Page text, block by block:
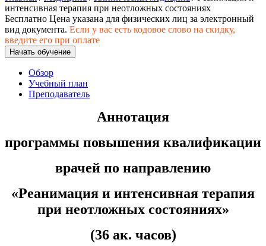
Техника-технологии
Прикладная геология, горное дело,
нефтегазовое дело и геодезия
Техника и технологии наземного
транспорта
Сервис и туризм
интенсивная терапия при неотложных состояниях
Бесплатно Цена указана для физических лиц за электронный
вид документа. Если у вас есть кодовое слово на скидку,
введите его при оплате
Начать обучение
Обзор
Учебный план
Преподаватель
Аннотация
программы повышения квалификации
врачей по направлению
«Реанимация и интенсивная терапия
при неотложных состояниях»
(36 ак. часов)